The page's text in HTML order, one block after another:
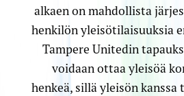
alkaen on mahdollista
henkilön yleisötilaisuuksia
Tampere Unitedin
voidaan ottaa yleisöä
henkeä, sillä yleisön kanssa